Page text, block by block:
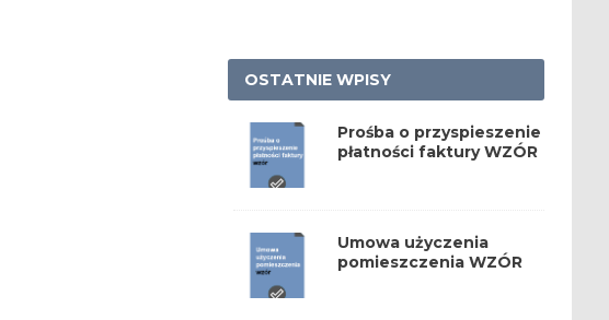
OSTATNIE WPISY
Prośba o przyspieszenie
płatności faktury WZÓR
Umowa użyczenia
pomieszczenia WZÓR